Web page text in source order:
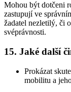
Mohou být dotčeni
zastupují ve
žadatel nezletilý, či
svéprávnosti.
15. Jaké další
Prokázat
mobilitu a